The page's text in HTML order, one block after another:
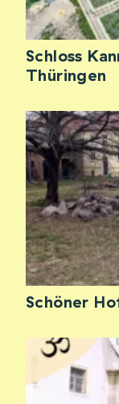
Schloss
Thüringen
Schöner